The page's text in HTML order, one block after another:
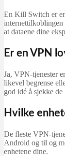
En Kill Switch er
internettilkoblingen
at dataene dine
Er en VPN
Ja, VPN-tjenester
likevel begrense
god idé å sjekke
Hvilke
De fleste VPN-
Android og til og
enhetene dine.